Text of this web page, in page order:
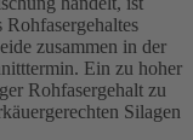
zusammen in der
Ein zu hoher
Rohfasergehalt zu
Silagen